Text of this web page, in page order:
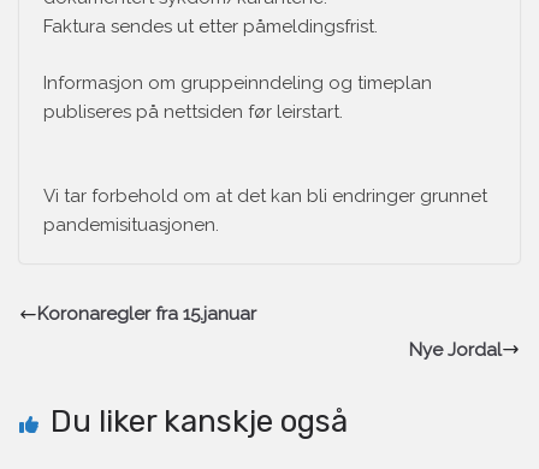
Faktura sendes ut etter påmeldingsfrist.
Informasjon om gruppeinndeling og timeplan
publiseres på nettsiden før leirstart.
Vi tar forbehold om at det kan bli endringer grunnet
pandemisituasjonen.
Koronaregler fra 15.januar
Nye Jordal
Du liker kanskje også